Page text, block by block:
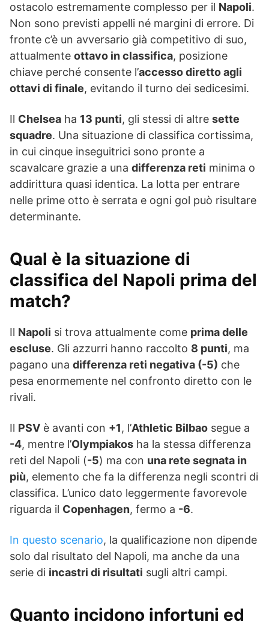
ostacolo estremamente complesso per il Napoli.
Non sono previsti appelli né margini di errore. Di
fronte c’è un avversario già competitivo di suo,
attualmente ottavo in classifica, posizione
chiave perché consente l’accesso diretto agli
ottavi di finale, evitando il turno dei sedicesimi.
Il Chelsea ha 13 punti, gli stessi di altre sette
squadre. Una situazione di classifica cortissima,
in cui cinque inseguitrici sono pronte a
scavalcare grazie a una differenza reti minima o
addirittura quasi identica. La lotta per entrare
nelle prime otto è serrata e ogni gol può risultare
determinante.
Qual è la situazione di
classifica del Napoli prima del
match?
Il Napoli si trova attualmente come prima delle
escluse. Gli azzurri hanno raccolto 8 punti, ma
pagano una differenza reti negativa (-5) che
pesa enormemente nel confronto diretto con le
rivali.
Il PSV è avanti con +1, l’Athletic Bilbao segue a
-4, mentre l’Olympiakos ha la stessa differenza
reti del Napoli (-5) ma con una rete segnata in
più, elemento che fa la differenza negli scontri di
classifica. L’unico dato leggermente favorevole
riguarda il Copenhagen, fermo a -6.
In questo scenario, la qualificazione non dipende
solo dal risultato del Napoli, ma anche da una
serie di incastri di risultati sugli altri campi.
Quanto incidono infortuni ed